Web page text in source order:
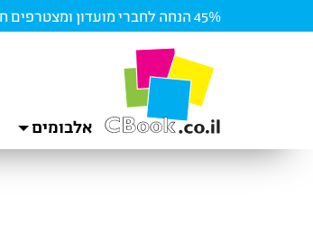
45% הנחה לחברי מועדון ומצטרפים חדשים |
אלבומים